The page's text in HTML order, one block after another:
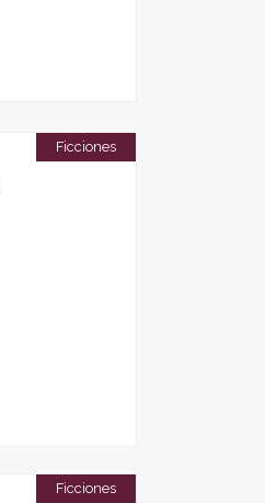
Ficciones
Ficciones